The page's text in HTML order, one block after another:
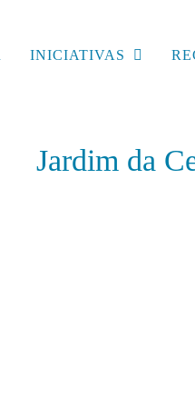
INICIATIVAS
Jardim da